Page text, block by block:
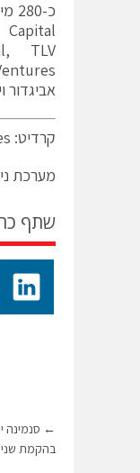
TLV
אביגדור
קרדיט: Quantum Machines
מערכת
שתף
←
בהקמת שני